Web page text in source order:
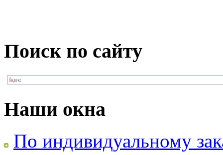
Поиск по сайту
Наши окна
По индивидуальному